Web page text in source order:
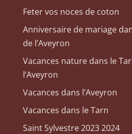
Feter vos noces de coton
Anniversaire de mariage
de l’Aveyron
Vacances nature dans le
l’Aveyron
Vacances dans l’Aveyron
Vacances dans le Tarn
Saint Sylvestre 2023 2024